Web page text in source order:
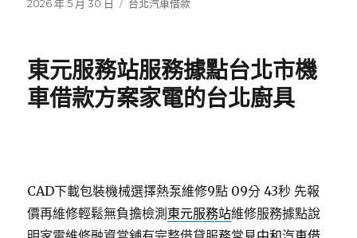
2026 年 5 月 30 日 台北汽車借款
東元服務站服務據點台北市機
車借款方案家電的台北廚具
CAD下載包裝機械選擇熱泵維修9點 09分 43秒 先報
價再維修輕鬆無負擔檢測 東元服務站維修服務據點說